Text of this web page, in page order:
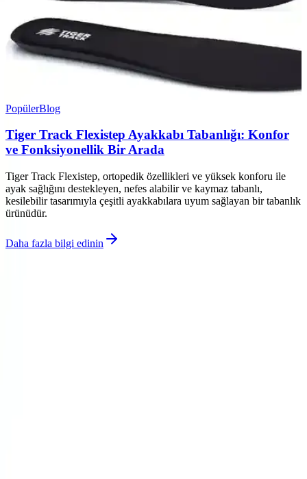
PopülerBlog
Tiger Track Flexistep Ayakkabı Tabanlığı: Konfor
ve Fonksiyonellik Bir Arada
Tiger Track Flexistep, ortopedik özellikleri ve yüksek konforu ile
ayak sağlığını destekleyen, nefes alabilir ve kaymaz tabanlı,
kesilebilir tasarımıyla çeşitli ayakkabılara uyum sağlayan bir tabanlık
ürünüdür.
Daha fazla bilgi edinin